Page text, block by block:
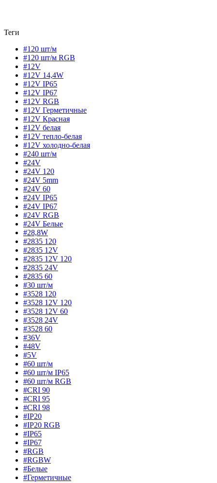
Теги
#120 шт/м
#120 шт/м RGB
#12V
#12V 14,4W
#12V IP65
#12V IP67
#12V RGB
#12V Герметичные
#12V Красная
#12V белая
#12V тепло-белая
#12V холодно-белая
#240 шт/м
#24V
#24V 120
#24V 5mm
#24V 60
#24V IP65
#24V IP67
#24V RGB
#24V Белые
#28,8W
#2835 120
#2835 12V
#2835 12V 120
#2835 24V
#2835 60
#30 шт/м
#3528 120
#3528 12V 120
#3528 12V 60
#3528 24V
#3528 60
#36V
#48V
#5V
#60 шт/м
#60 шт/м IP65
#60 шт/м RGB
#CRI 90
#CRI 95
#CRI 98
#IP20
#IP20 RGB
#IP65
#IP67
#RGB
#RGBW
#Белые
#Герметичные